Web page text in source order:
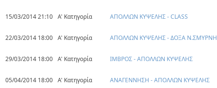
15/03/2014 21:10 Α' Κατηγορία ΑΠΟΛΛΩΝ ΚΥΨΕΛΗΣ - CLASS
22/03/2014 18:00 Α' Κατηγορία ΑΠΟΛΛΩΝ ΚΥΨΕΛΗΣ - ΔΟΞΑ
29/03/2014 18:00 Α' Κατηγορία ΙΜΒΡΟΣ - ΑΠΟΛΛΩΝ ΚΥΨΕΛΗΣ
05/04/2014 18:00 Α' Κατηγορία ΑΝΑΓΕΝΝΗΣΗ - ΑΠΟΛΛΩΝ ΚΥΨΕΛΗΣ